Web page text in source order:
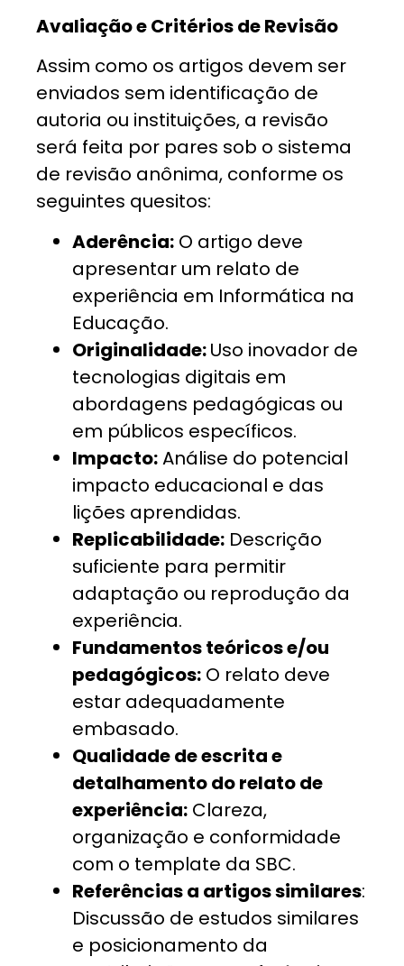
Avaliação e Critérios de Revisão
Assim como os artigos devem ser
enviados sem identificação de
autoria ou instituições, a revisão
será feita por pares sob o sistema
de revisão anônima, conforme os
seguintes quesitos:
Aderência: O artigo deve
apresentar um relato de
experiência em Informática na
Educação.
Originalidade:Uso inovador de
tecnologias digitais em
abordagens pedagógicas ou
em públicos específicos.
Impacto:Análise do potencial
impacto educacional e das
lições aprendidas.
Replicabilidade: Descrição
suficiente para permitir
adaptação ou reprodução da
experiência.
Fundamentos teóricos e/ou
pedagógicos: O relato deve
estar adequadamente
embasado.
Qualidade de escrita e
detalhamento do relato de
experiência: Clareza,
organização e conformidade
com o template da SBC.
Referências a artigos similares:
Discussão de estudos similares
e posicionamento da